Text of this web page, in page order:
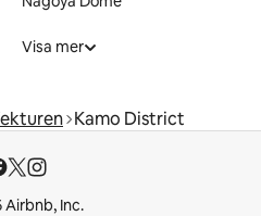
Visa mer
Kamo District
Inc.